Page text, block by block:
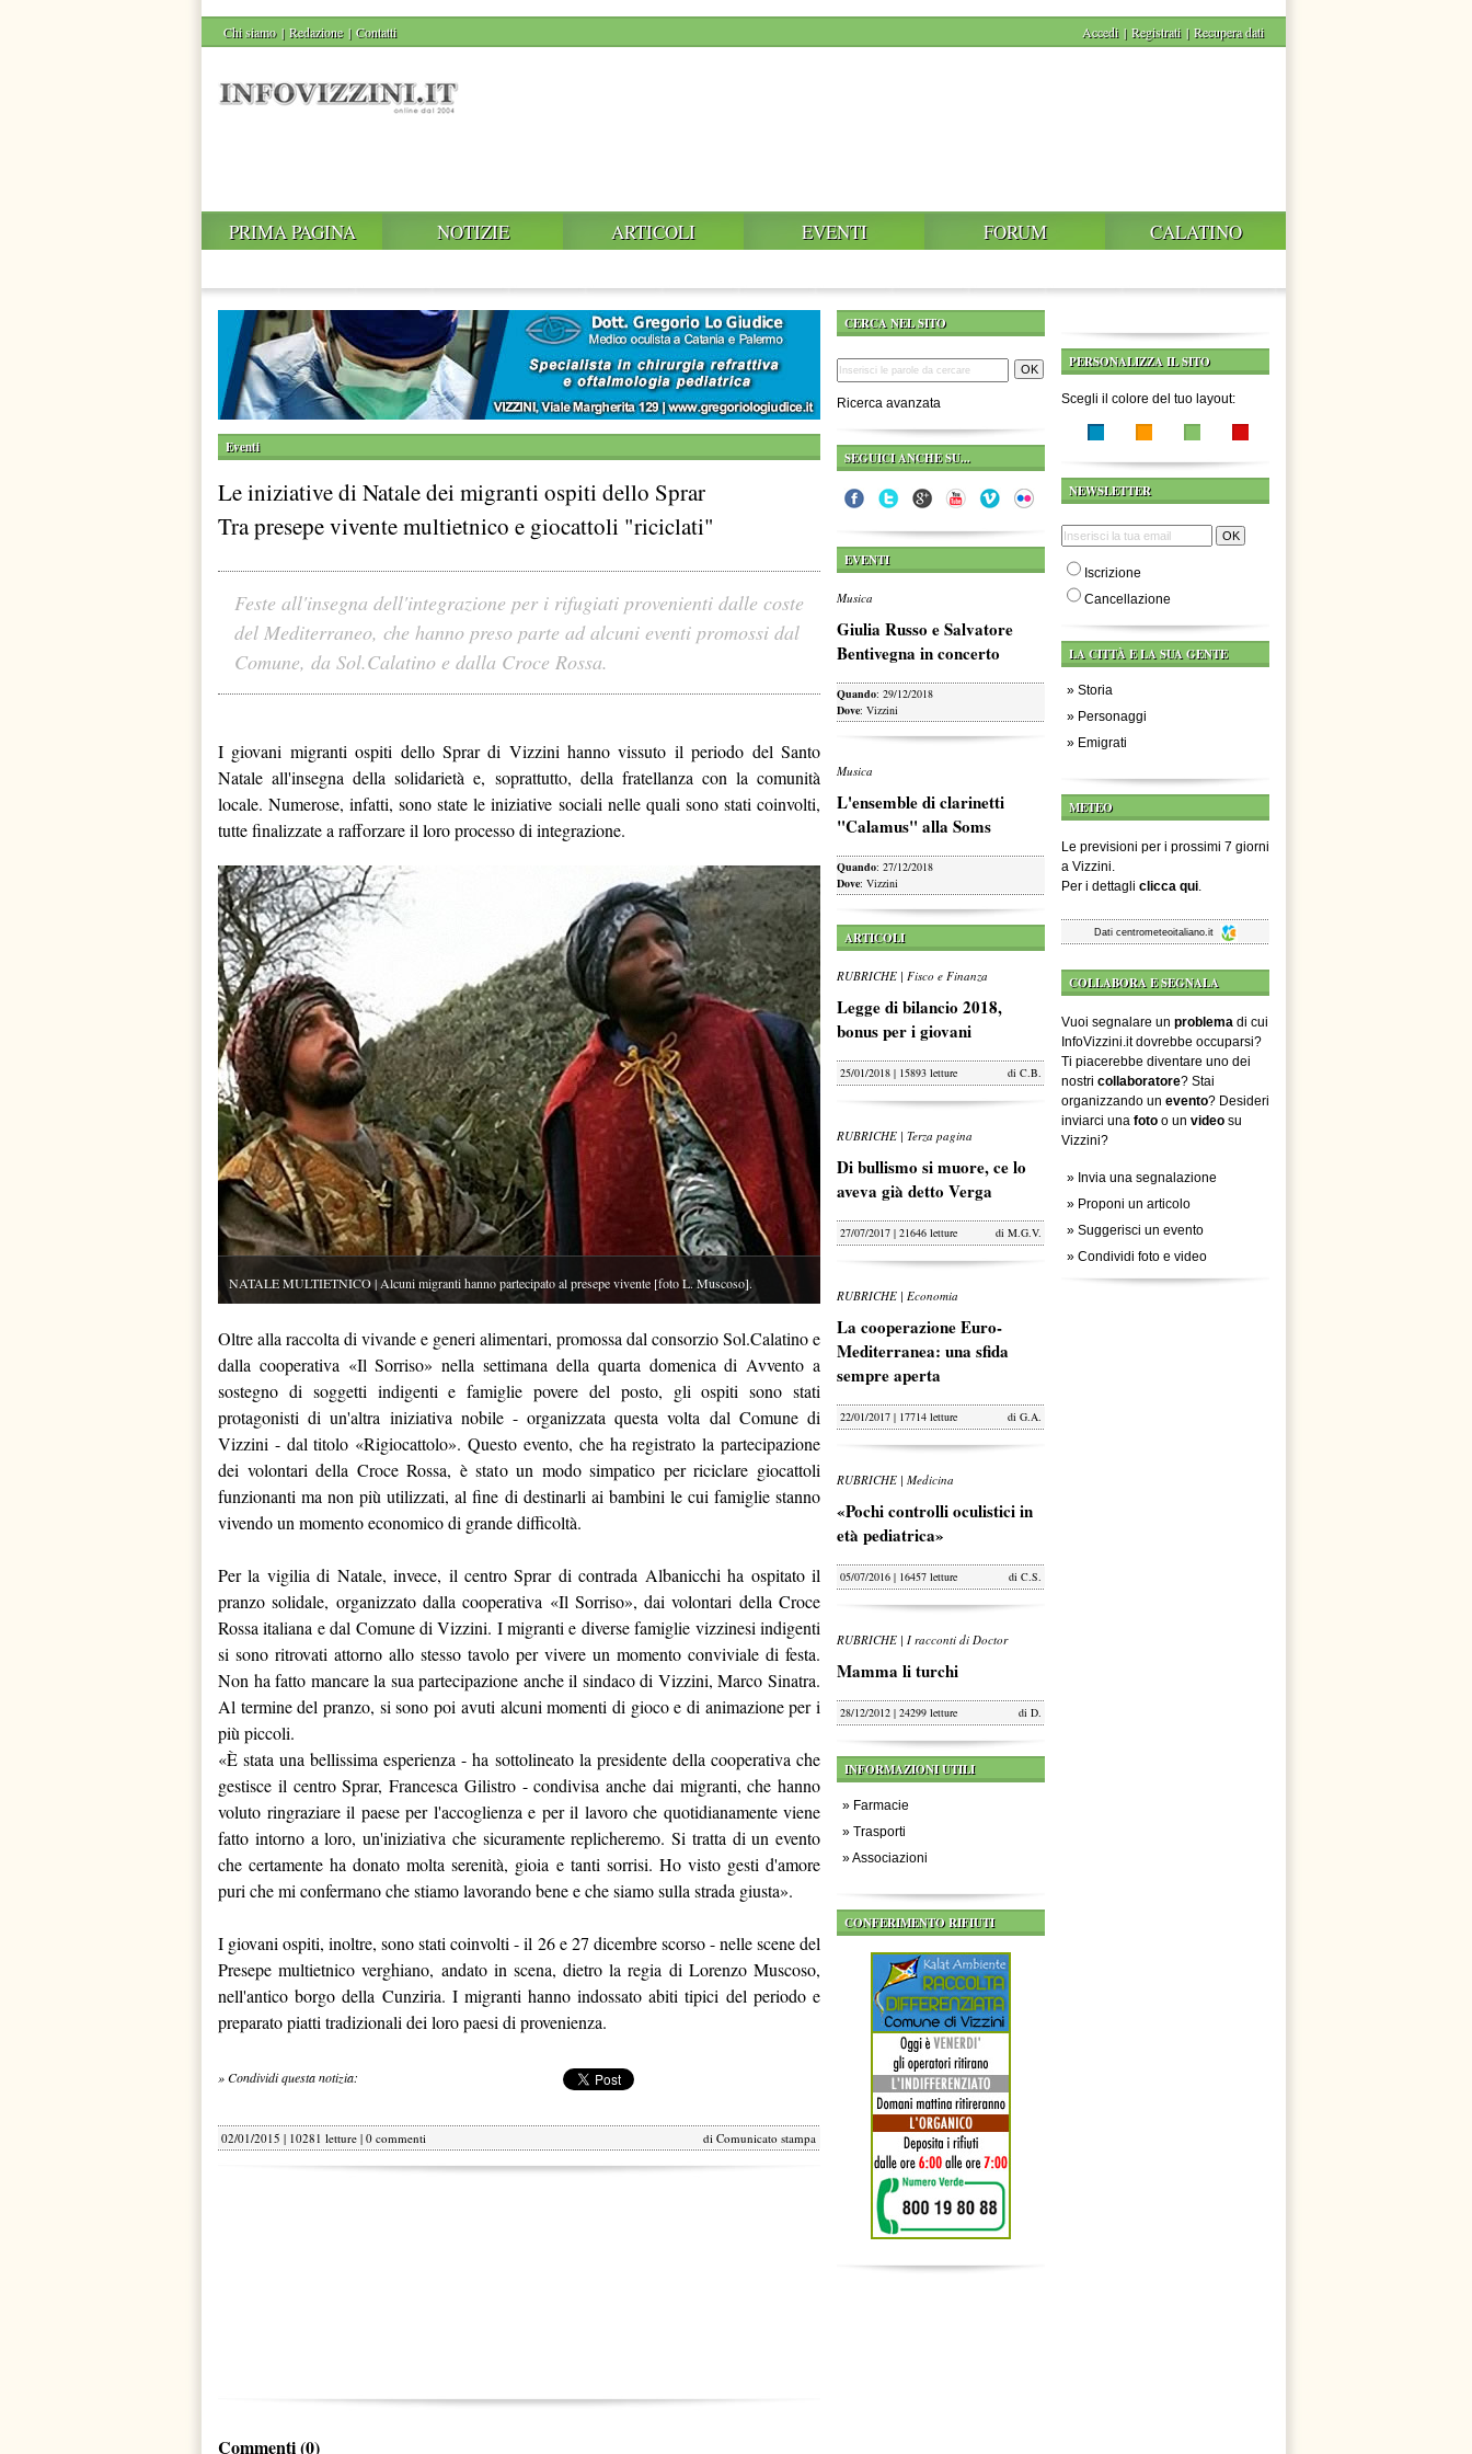
Chi siamo | Redazione | Contatti Accedi | Registrati | Recupera dati
PRIMA PAGINA NOTIZIE ARTICOLI EVENTI FORUM CALATINO
Eventi
Le iniziative di Natale dei migranti ospiti dello Sprar
Tra presepe vivente multietnico e giocattoli "riciclati"
Feste all'insegna dell'integrazione per i rifugiati provenienti dalle coste
del Mediterraneo, che hanno preso parte ad alcuni eventi promossi dal
Comune, da Sol.Calatino e dalla Croce Rossa.
I giovani migranti ospiti dello Sprar di Vizzini hanno vissuto il periodo del Santo
Natale all'insegna della solidarietà e, soprattutto, della fratellanza con la comunità
locale. Numerose, infatti, sono state le iniziative sociali nelle quali sono stati coinvolti,
tutte finalizzate a rafforzare il loro processo di integrazione.
NATALE MULTIETNICO | Alcuni migranti hanno partecipato al presepe vivente [foto L. Muscoso].
Oltre alla raccolta di vivande e generi alimentari, promossa dal consorzio Sol.Calatino e
dalla cooperativa «Il Sorriso» nella settimana della quarta domenica di Avvento a
sostegno di soggetti indigenti e famiglie povere del posto, gli ospiti sono stati
protagonisti di un'altra iniziativa nobile - organizzata questa volta dal Comune di
Vizzini - dal titolo «Rigiocattolo». Questo evento, che ha registrato la partecipazione
dei volontari della Croce Rossa, è stato un modo simpatico per riciclare giocattoli
funzionanti ma non più utilizzati, al fine di destinarli ai bambini le cui famiglie stanno
vivendo un momento economico di grande difficoltà.
Per la vigilia di Natale, invece, il centro Sprar di contrada Albanicchi ha ospitato il
pranzo solidale, organizzato dalla cooperativa «Il Sorriso», dai volontari della Croce
Rossa italiana e dal Comune di Vizzini. I migranti e diverse famiglie vizzinesi indigenti
si sono ritrovati attorno allo stesso tavolo per vivere un momento conviviale di festa.
Non ha fatto mancare la sua partecipazione anche il sindaco di Vizzini, Marco Sinatra.
Al termine del pranzo, si sono poi avuti alcuni momenti di gioco e di animazione per i
più piccoli.
«È stata una bellissima esperienza - ha sottolineato la presidente della cooperativa che
gestisce il centro Sprar, Francesca Gilistro - condivisa anche dai migranti, che hanno
voluto ringraziare il paese per l'accoglienza e per il lavoro che quotidianamente viene
fatto intorno a loro, un'iniziativa che sicuramente replicheremo. Si tratta di un evento
che certamente ha donato molta serenità, gioia e tanti sorrisi. Ho visto gesti d'amore
puri che mi confermano che stiamo lavorando bene e che siamo sulla strada giusta».
I giovani ospiti, inoltre, sono stati coinvolti - il 26 e 27 dicembre scorso - nelle scene del
Presepe multietnico verghiano, andato in scena, dietro la regia di Lorenzo Muscoso,
nell'antico borgo della Cunziria. I migranti hanno indossato abiti tipici del periodo e
preparato piatti tradizionali dei loro paesi di provenienza.
» Condividi questa notizia:
02/01/2015 | 10281 letture | 0 commenti di Comunicato stampa
Commenti (0)
CERCA NEL SITO
Ricerca avanzata
SEGUICI ANCHE SU...
EVENTI
Musica
Giulia Russo e Salvatore
Bentivegna in concerto
Quando: 29/12/2018
Dove: Vizzini
Musica
L'ensemble di clarinetti
"Calamus" alla Soms
Quando: 27/12/2018
Dove: Vizzini
ARTICOLI
RUBRICHE | Fisco e Finanza
Legge di bilancio 2018,
bonus per i giovani
25/01/2018 | 15893 letture di C.B.
RUBRICHE | Terza pagina
Di bullismo si muore, ce lo
aveva già detto Verga
27/07/2017 | 21646 letture di M.G.V.
RUBRICHE | Economia
La cooperazione Euro-
Mediterranea: una sfida
sempre aperta
22/01/2017 | 17714 letture di G.A.
RUBRICHE | Medicina
«Pochi controlli oculistici in
età pediatrica»
05/07/2016 | 16457 letture di C.S.
RUBRICHE | I racconti di Doctor
Mamma li turchi
28/12/2012 | 24299 letture di D.
INFORMAZIONI UTILI
» Farmacie
» Trasporti
»Associazioni
CONFERIMENTO RIFIUTI
PERSONALIZZA IL SITO
Scegli il colore del tuo layout:
NEWSLETTER
Iscrizione
Cancellazione
LA CITTÀ E LA SUA GENTE
» Storia
» Personaggi
» Emigrati
METEO
Le previsioni per i prossimi 7 giorni
a Vizzini.
Per i dettagli clicca qui.
Dati centrometeoitaliano.it
COLLABORA E SEGNALA
Vuoi segnalare un problema di cui
InfoVizzini.it dovrebbe occuparsi?
Ti piacerebbe diventare uno dei
nostri collaboratore? Stai
organizzando un evento? Desideri
inviarci una foto o un video su
Vizzini?
» Invia una segnalazione
» Proponi un articolo
» Suggerisci un evento
» Condividi foto e video